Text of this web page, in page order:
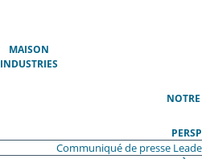
MAISON(ACTUEL)
INDUSTRIES
Communiqué de presse